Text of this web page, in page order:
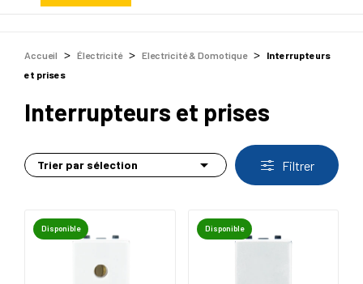
Accueil Électricité Electricité & Domotique
Interrupteurs
et prises
Interrupteurs et prises
Trier par sélection  Filtrer
Disponible Disponible